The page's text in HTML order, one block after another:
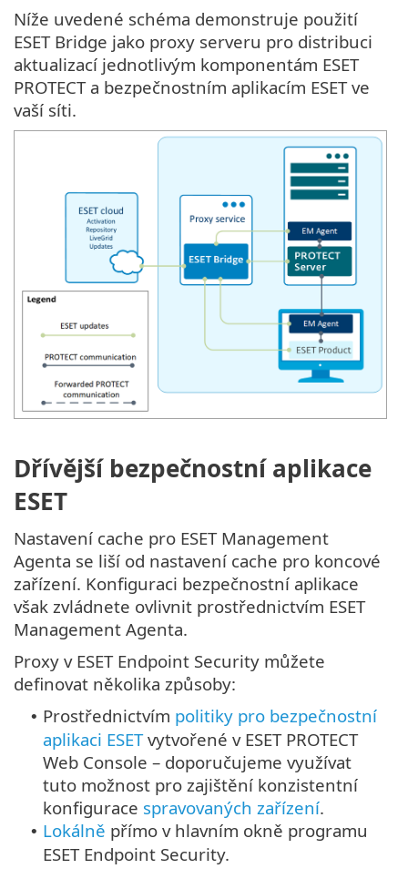
Níže uvedené schéma demonstruje použití
ESET Bridge jako proxy serveru pro distribuci
aktualizací jednotlivým komponentám ESET
PROTECT a bezpečnostním aplikacím ESET ve
vaší síti.
Dřívější bezpečnostní aplikace
ESET
Nastavení cache pro ESET Management
Agenta se liší od nastavení cache pro koncové
zařízení. Konfiguraci bezpečnostní aplikace
však zvládnete ovlivnit prostřednictvím ESET
Management Agenta.
Proxy v ESET Endpoint Security můžete
definovat několika způsoby:
• Prostřednictvím politiky pro bezpečnostní
aplikaci ESETvytvořené v ESET PROTECT
Web Console – doporučujeme využívat
tuto možnost pro zajištění konzistentní
konfigurace spravovaných zařízení.
• Lokálně přímo v hlavním okně programu
ESET Endpoint Security.